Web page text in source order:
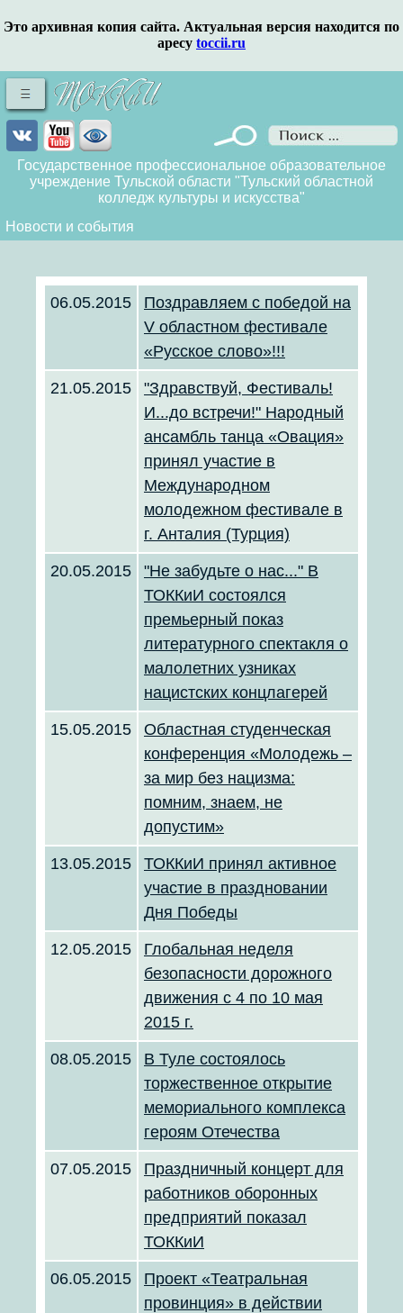
Это архивная копия сайта. Актуальная версия находится по
аресу toccii.ru
Государственное профессиональное образовательное
учреждение Тульской области "Тульский областной
колледж культуры и искусства"
Новости и события
06.05.2015
Поздравляем с победой на
V областном фестивале
«Русское слово»!!!
21.05.2015
"Здравствуй, Фестиваль!
И...до встречи!" Народный
ансамбль танца «Овация»
принял участие в
Международном
молодежном фестивале в
г. Анталия (Турция)
20.05.2015
"Не забудьте о нас..." В
ТОККиИ состоялся
премьерный показ
литературного спектакля о
малолетних узниках
нацистских концлагерей
15.05.2015
Областная студенческая
конференция «Молодежь –
за мир без нацизма:
помним, знаем, не
допустим»
13.05.2015
ТОККиИ принял активное
участие в праздновании
Дня Победы
12.05.2015
Глобальная неделя
безопасности дорожного
движения с 4 по 10 мая
2015 г.
08.05.2015
В Туле состоялось
торжественное открытие
мемориального комплекса
героям Отечества
07.05.2015
Праздничный концерт для
работников оборонных
предприятий показал
ТОККиИ
06.05.2015
Проект «Театральная
провинция» в действии